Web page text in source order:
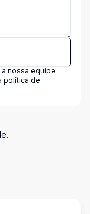
nossa equipe
política de